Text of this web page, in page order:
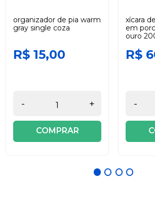
organizador de pia warm
gray single coza
R$ 15,00
- +
COMPRAR
xícara
em
ouro
R$
-